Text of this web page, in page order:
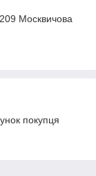
Москвичова
покупця